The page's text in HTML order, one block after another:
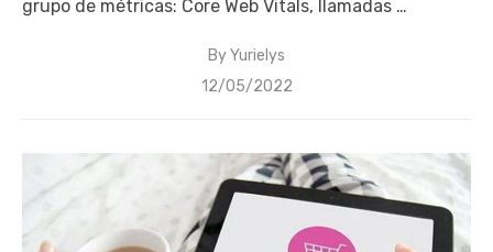
grupo de métricas: Core Web Vitals, llamadas …
ByYurielys
Posted
12/05/2022